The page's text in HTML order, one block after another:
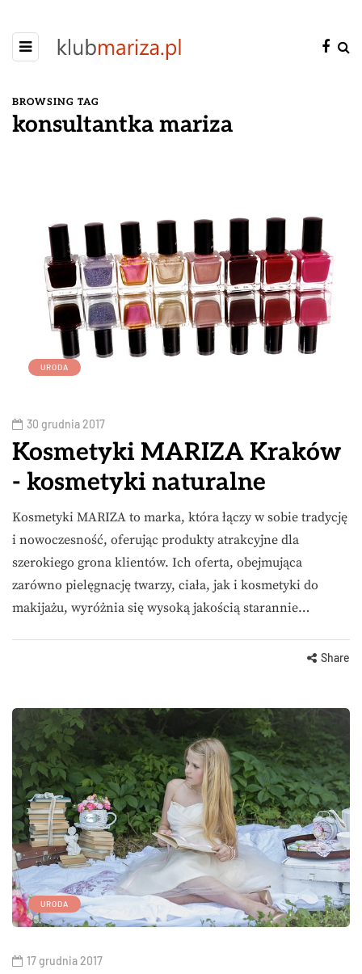
BROWSING TAG
konsultantka mariza
URODA
30 grudnia 2017
Kosmetyki MARIZA Kraków
- kosmetyki naturalne
Kosmetyki MARIZA to marka, która łączy w sobie tradycję
i nowoczesność, oferując produkty atrakcyjne dla
szerokiego grona klientów. Ich oferta, obejmująca
zarówno pielęgnację twarzy, ciała, jak i kosmetyki do
makijażu, wyróżnia się wysoką jakością starannie…
Share
URODA
17 grudnia 2017